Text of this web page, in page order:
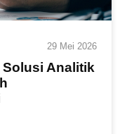
29 Mei 2026
Analitik